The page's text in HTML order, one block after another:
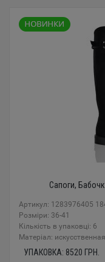
Сапоги,
Артикул: 1283976405
Розміри: 36-41
Кількість в упаковці: 6
Mатеріал:
УПАКОВКА: 8520 ГРН.